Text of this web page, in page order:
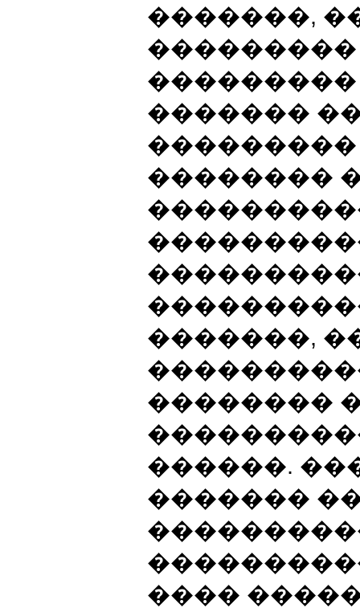
�������,
���������
�������
���������
��������
�������,
��������
������.
�������
����